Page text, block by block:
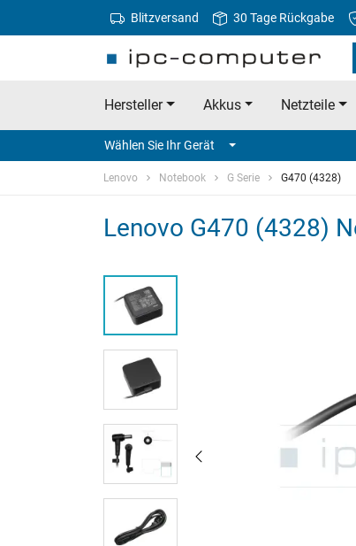
Blitzversand 30 Tage Rückgabe
Hersteller Akkus Netzteile
Wählen Sie Ihr Gerät
Lenovo Notebook G Serie G470 (4328)
Lenovo G470 (4328)